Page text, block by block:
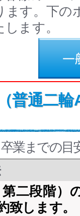
ます。下の
ます。
普通二輪
卒業までの目
二段階）
致します。